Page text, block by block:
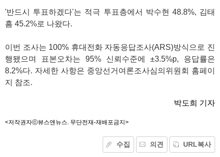
'반드시 투표하겠다'는 적극 투표층에서 박수현 48.8%, 김태
흠 45.2%로 나왔다.
이번 조사는 100% 휴대전화 자동응답조사(ARS)방식으로 진
행됐으며 표본오차는 95% 신뢰수준에 ±3.5%p, 응답률은
8.2%다. 자세한 사항은 중앙선거여론조사심의위원회 홈페이
지 참조.
박도희 기자
<저작권자ⓒ뷰스앤뉴스. 무단전재-재배포금지>
수집 의견 URL복사